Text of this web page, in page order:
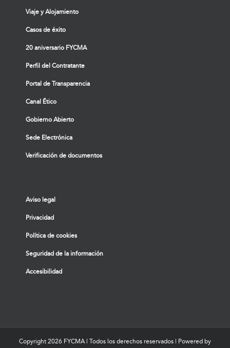
Viaje y Alojamiento
Casos de éxito
20 aniversario FYCMA
Perfil del Contratante
Portal de Transparencia
Canal Ético
Gobierno Abierto
Sede Electrónica
Verificación de documentos
Aviso legal
Privacidad
Política de cookies
Seguridad de la información
Accesibilidad
Copyright 2026 FYCMA | Todos los derechos reservados | Powered by